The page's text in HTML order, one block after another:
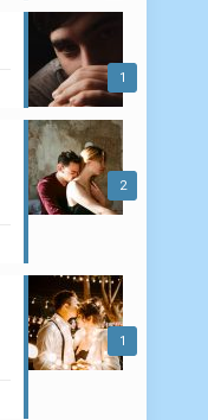
1
2
1